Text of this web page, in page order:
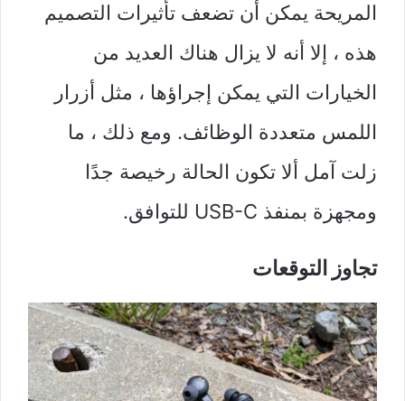
المريحة يمكن أن تضعف تأثيرات التصميم
هذه ، إلا أنه لا يزال هناك العديد من
الخيارات التي يمكن إجراؤها ، مثل أزرار
اللمس متعددة الوظائف. ومع ذلك ، ما
زلت آمل ألا تكون الحالة رخيصة جدًا
ومجهزة بمنفذ USB-C للتوافق.
تجاوز التوقعات